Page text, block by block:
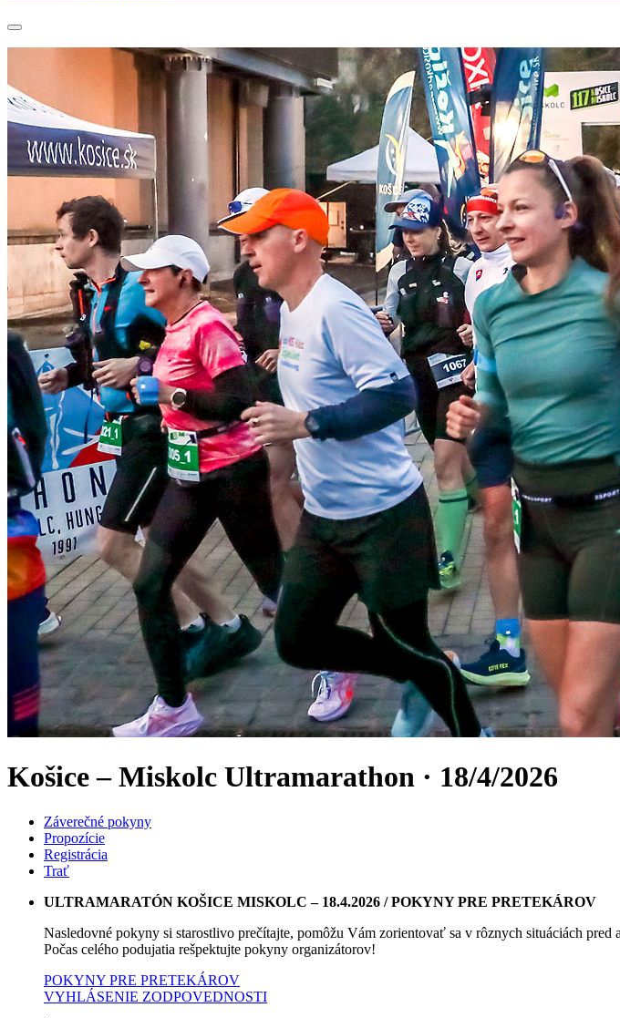
Košice – Miskolc Ultramarathon · 18/4/2026
Záverečné pokyny
Propozície
Registrácia
Trať
ULTRAMARATÓN KOŠICE MISKOLC – 18.4.2026 / POKYNY PRE PRETEKÁROV
Nasledovné pokyny si starostlivo prečítajte, pomôžu Vám zorientovať sa v rôznych situáciách pred
Počas celého podujatia rešpektujte pokyny organizátorov!
POKYNY PRE PRETEKÁROV
VYHLÁSENIE ZODPOVEDNOSTI